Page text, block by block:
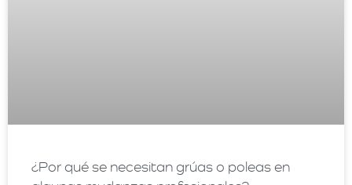
¿Por qué se necesitan grúas o poleas en